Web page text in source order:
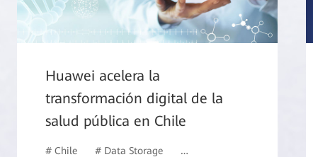
Huawei acelera la
transformación digital de la
salud pública en Chile
# Chile # Data Storage # Healthcare